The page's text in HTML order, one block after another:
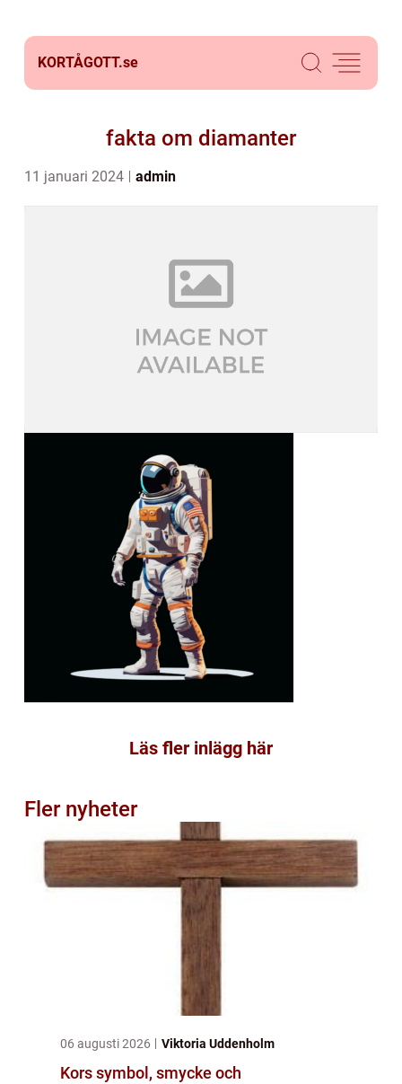
KORTÅGOTT.se
fakta om diamanter
11 januari 2024 admin
Läs fler inlägg här
Fler nyheter
06 augusti 2026 Viktoria Uddenholm
Kors symbol, smycke och